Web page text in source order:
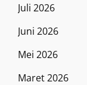
Juli 2026
Juni 2026
Mei 2026
Maret 2026